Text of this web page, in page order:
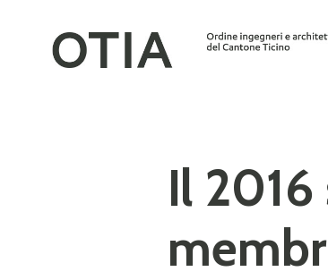
Il